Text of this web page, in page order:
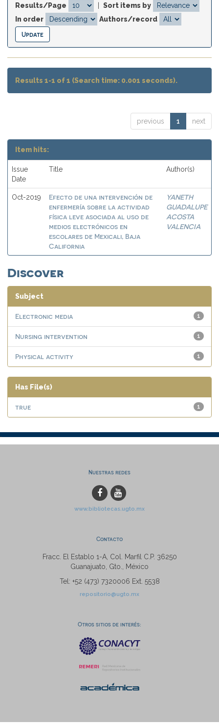
Results/Page
Sort items by
In order
Authors/record
Results 1-1 of 1 (Search time: 0.001 seconds).
previous 1 next
Item hits:
Issue
Date
Title Author(s)
Oct-2019
Efecto de una intervención de
enfermería sobre la actividad
física leve asociada al uso de
medios electrónicos en
escolares de Mexicali, Baja
California
YANETH
GUADALUPE
ACOSTA
VALENCIA
Discover
Subject
1
Electronic media
1
Nursing intervention
1
Physical activity
Has File(s)
1
true
Nuestras redes
www.bibliotecas.ugto.mx
Contacto
Fracc. El Establo 1-A, Col. Marfil C.P. 36250
Guanajuato, Gto., México
Tel: +52 (473) 7320006 Ext. 5538
repositorio@ugto.mx
Otros sitios de interés: